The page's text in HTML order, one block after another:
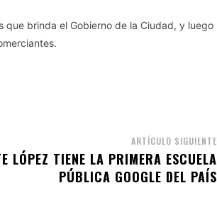
brinda el Gobierno de la Ciudad, y luego
ARTÍCULO SIGUIENTE
LÓPEZ TIENE LA PRIMERA ESCUELA
PÚBLICA GOOGLE DEL PAÍS